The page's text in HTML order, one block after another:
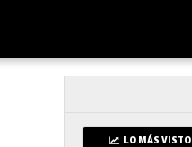
LO MÁS VISTO